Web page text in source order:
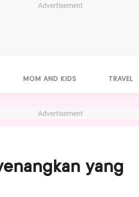
Advertisement
MOM AND KIDS TRAVEL
Advertisement
yang